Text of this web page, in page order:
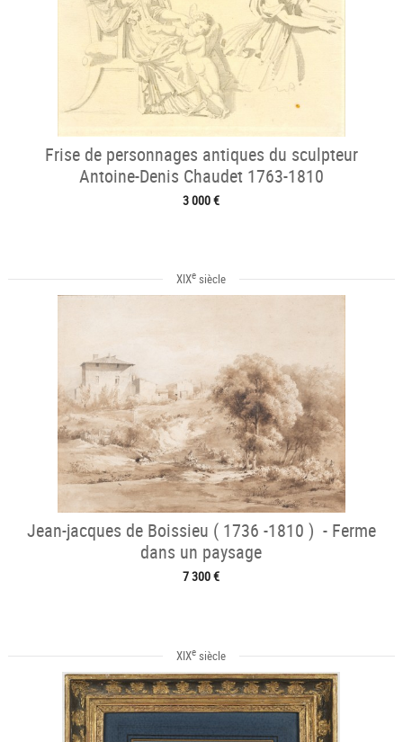
Frise de personnages antiques du sculpteur
Antoine-Denis Chaudet 1763-1810
3 000 €
XIXe siècle
Jean-jacques de Boissieu ( 1736 -1810 ) - Ferme
dans un paysage
7 300 €
XIXe siècle